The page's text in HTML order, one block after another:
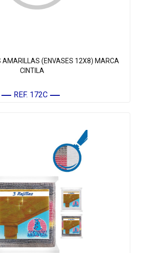
AMARILLAS (ENVASES 12X8) MARCA
CINTILA
REF. 172C